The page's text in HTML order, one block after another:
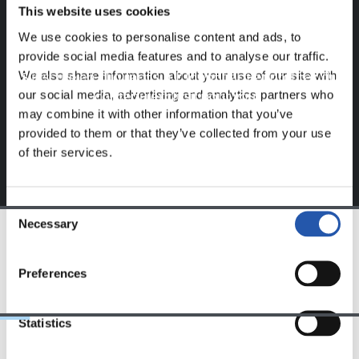
This website uses cookies
We use cookies to personalise content and ads, to
provide social media features and to analyse our traffic.
We also share information about your use of our site with
our social media, advertising and analytics partners who
may combine it with other information that you’ve
provided to them or that they’ve collected from your use
of their services.
Consent
Selection
Necessary
Preferences
Statistics
notre site web.
S'inscrire en cliquant sur l'Identifiantet profitez du
contenu exclusif pour vous.